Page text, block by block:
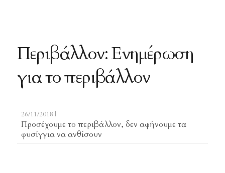
Περιβάλλον: Ενημέρωση
για το περιβάλλον
26/11/2018 |
Προσέχουμε το περιβάλλον, δεν αφήνουμε τα
φυσίγγια να ανθίσουν